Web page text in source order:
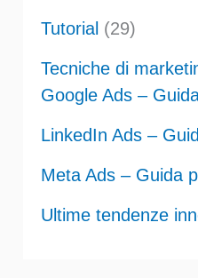
Tutorial (29)
Tecniche di
Google Ads –
LinkedIn Ads –
Meta Ads – Guida
Ultime tendenze